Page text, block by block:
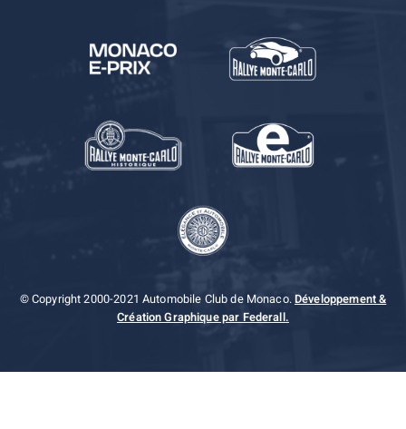
© Copyright 2000-2021 Automobile Club de Monaco.Développement &
Création Graphique par Federall.